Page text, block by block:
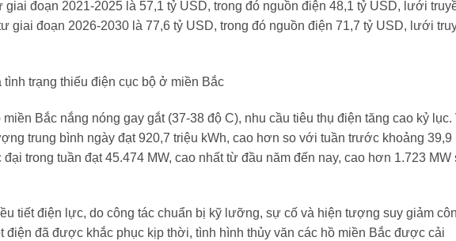
giai đoạn 2021-2025 là 57,1 tỷ USD, trong đó nguồn điện 48,1 tỷ USD, lưới
giai đoạn 2026-2030 là 77,6 tỷ USD, trong đó nguồn điện 71,7 tỷ USD, lưới
trạng thiếu điện cục bộ ở miền Bắc
Bắc nắng nóng gay gắt (37-38 độ C), nhu cầu tiêu thụ điện tăng cao kỷ lục.
trung bình ngày đạt 920,7 triệu kWh, cao hơn so với tuần trước khoảng 39,9
trong tuần đạt 45.474 MW, cao nhất từ đầu năm đến nay, cao hơn 1.723 MW
tiết điện lực, do công tác chuẩn bị kỹ lưỡng, sự cố và hiện tượng suy giảm
điện đã được khắc phục kịp thời, tình hình thủy văn các hồ miền Bắc được cải